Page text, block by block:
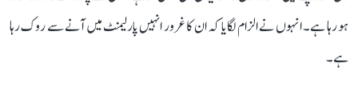
ہو رہا ہے۔ انہوں نے الزام لگایا کہ ان کا غرور انہیں پارلیمنٹ میں آنے سے روک رہا
ہے۔